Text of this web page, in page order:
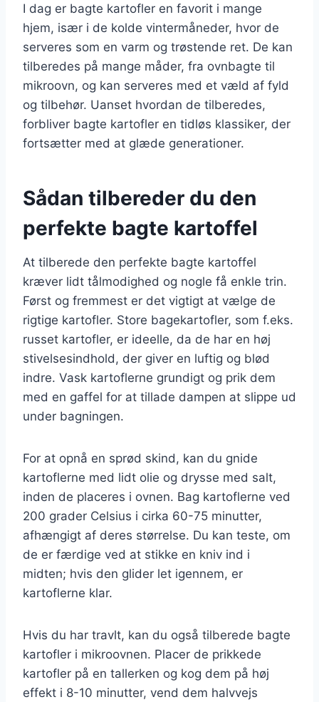
I dag er bagte kartofler en favorit i mange
hjem, især i de kolde vintermåneder, hvor de
serveres som en varm og trøstende ret. De kan
tilberedes på mange måder, fra ovnbagte til
mikroovn, og kan serveres med et væld af fyld
og tilbehør. Uanset hvordan de tilberedes,
forbliver bagte kartofler en tidløs klassiker, der
fortsætter med at glæde generationer.
Sådan tilbereder du den
perfekte bagte kartoffel
At tilberede den perfekte bagte kartoffel
kræver lidt tålmodighed og nogle få enkle trin.
Først og fremmest er det vigtigt at vælge de
rigtige kartofler. Store bagekartofler, som f.eks.
russet kartofler, er ideelle, da de har en høj
stivelsesindhold, der giver en luftig og blød
indre. Vask kartoflerne grundigt og prik dem
med en gaffel for at tillade dampen at slippe ud
under bagningen.
For at opnå en sprød skind, kan du gnide
kartoflerne med lidt olie og drysse med salt,
inden de placeres i ovnen. Bag kartoflerne ved
200 grader Celsius i cirka 60-75 minutter,
afhængigt af deres størrelse. Du kan teste, om
de er færdige ved at stikke en kniv ind i
midten; hvis den glider let igennem, er
kartoflerne klar.
Hvis du har travlt, kan du også tilberede bagte
kartofler i mikroovnen. Placer de prikkede
kartofler på en tallerken og kog dem på høj
effekt i 8-10 minutter, vend dem halvvejs